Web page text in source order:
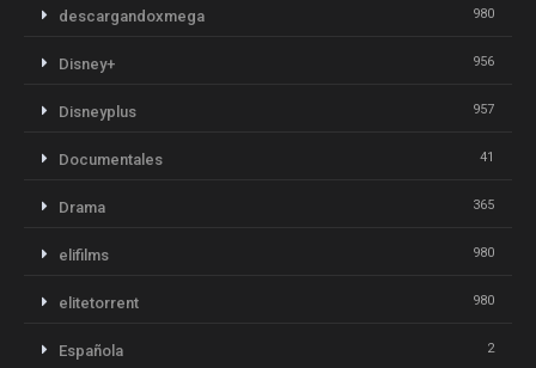
descargandoxmega 980
Disney+ 956
Disneyplus 957
Documentales 41
Drama 365
elifilms 980
elitetorrent 980
Española 2